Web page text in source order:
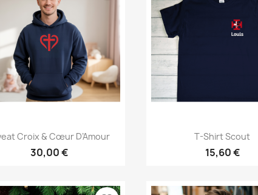
Aperçu rapide
Croix & Cœur D’Amour
30,00 €
Aperçu rapide
T-Shirt Scout
15,60 €